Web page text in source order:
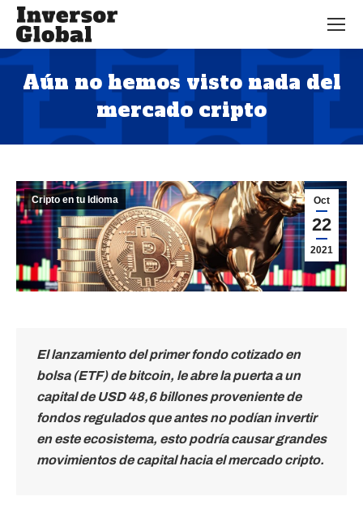
Aún no hemos visto nada del
mercado cripto
Estás aquí:
Oct
22
2021
Cripto en tu Idioma
El lanzamiento del primer fondo cotizado en
bolsa (ETF) de bitcoin, le abre la puerta a un
capital de USD 48,6 billones proveniente de
fondos regulados que antes no podían invertir
en este ecosistema, esto podría causar grandes
movimientos de capital hacia el mercado cripto.